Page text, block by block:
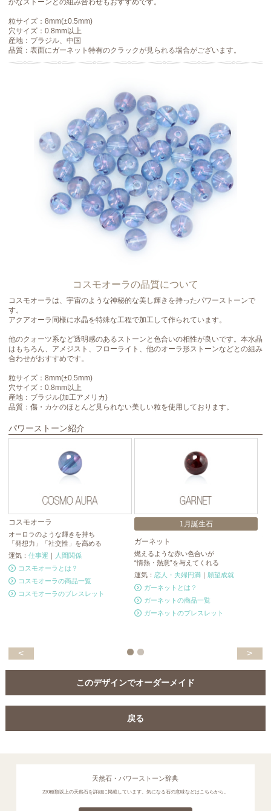
粒サイズ：8mm(±0.5mm)
穴サイズ：0.8mm以上
産地：ブラジル、中国
品質：表面にガーネット特有のクラックが見られる場合がございます。
コスモオーラの品質について
コスモオーラは、宇宙のような神秘的な美し輝きを持ったパワーストーンで
す。
アクアオーラ同様に水晶を特殊な工程で加工して作られています。
他のクォーツ系など透明感のあるストーンと色合いの相性が良いです。本水晶
はもちろん、アメジスト、フローライト、他のオーラ形ストーンなどとの組み
合わせがおすすめです。
粒サイズ：8mm(±0.5mm)
穴サイズ：0.8mm以上
産地：ブラジル(加工アメリカ)
品質：傷・カケのほとんど見られない美しい粒を使用しております。
パワーストーン紹介
コスモオーラ
オーロラのような輝きを持ち
「発想力」「社交性」を高める
運気： 仕事運 ｜
人間関係
コスモオーラとは？
コスモオーラの商品一覧
コスモオーラのブレスレット
1月誕生石
ガーネット
燃えるような赤い色合いが
“情熱・熱意”を与えてくれる
運気：恋人・夫婦円満 ｜ 願望成就
ガーネットとは？
ガーネットの商品一覧
ガーネットのブレスレット
< >
このデザインでオーダーメイド
戻る
天然石・パワーストーン辞典
230種類以上の天然石を詳細に掲載しています。気になる石の意味などはこちらから。